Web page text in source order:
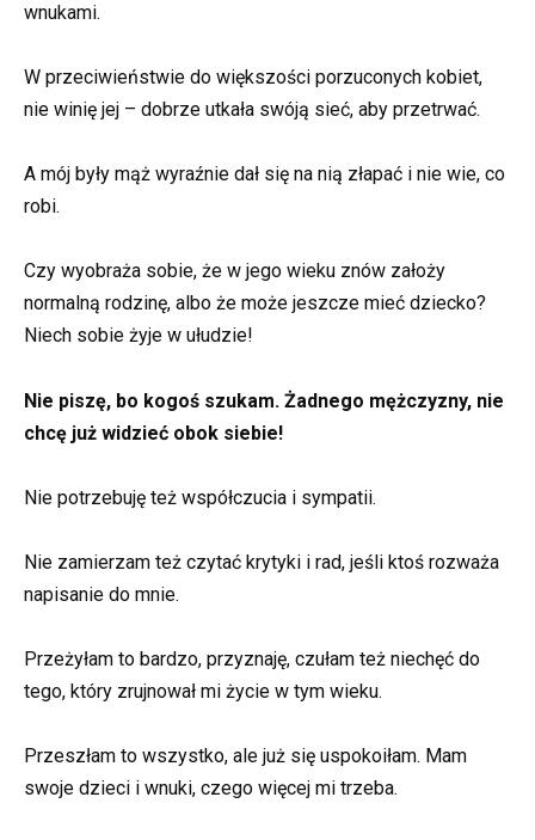
wnukami.
W przeciwieństwie do większości porzuconych kobiet,
nie winię jej – dobrze utkała swóją sieć, aby przetrwać.
A mój były mąż wyraźnie dał się na nią złapać i nie wie, co
robi.
Czy wyobraża sobie, że w jego wieku znów założy
normalną rodzinę, albo że może jeszcze mieć dziecko?
Niech sobie żyje w ułudzie!
Nie piszę, bo kogoś szukam. Żadnego mężczyzny, nie
chcę już widzieć obok siebie!
Nie potrzebuję też współczucia i sympatii.
Nie zamierzam też czytać krytyki i rad, jeśli ktoś rozważa
napisanie do mnie.
Przeżyłam to bardzo, przyznaję, czułam też niechęć do
tego, który zrujnował mi życie w tym wieku.
Przeszłam to wszystko, ale już się uspokoiłam. Mam
swoje dzieci i wnuki, czego więcej mi trzeba.